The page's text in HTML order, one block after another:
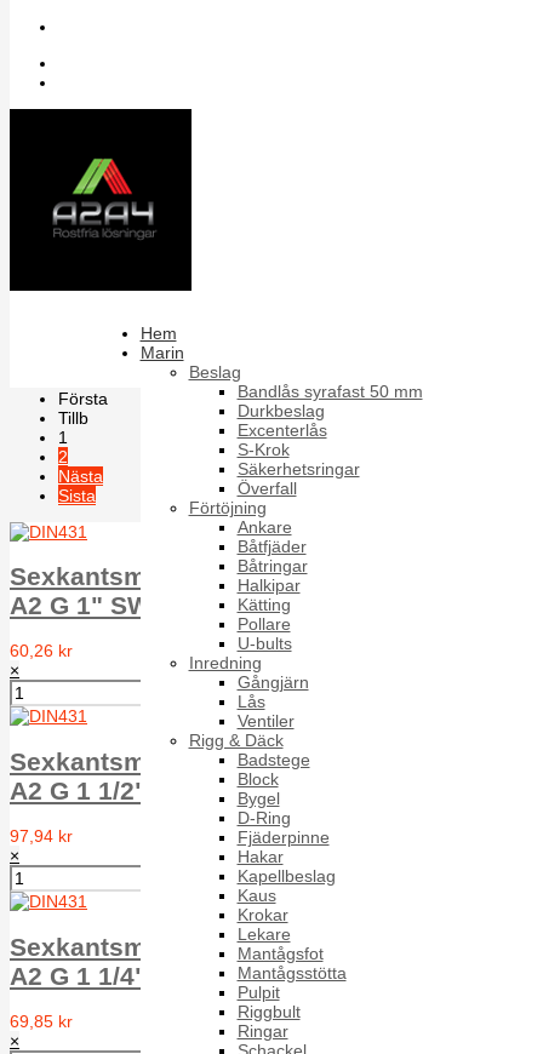
Hem
Marin
Beslag
Bandlås syrafast 50 mm
Durkbeslag
Excenterlås
S-Krok
Säkerhetsringar
Överfall
Förtöjning
Ankare
Båtfjäder
Båtringar
Halkipar
Kätting
Pollare
U-bults
Inredning
Gångjärn
Lås
Ventiler
Rigg & Däck
Badstege
Block
Bygel
D-Ring
Fjäderpinne
Hakar
Kapellbeslag
Kaus
Krokar
Lekare
Mantågsfot
Mantågsstötta
Pulpit
Riggbult
Ringar
Schackel
Sök bland artiklar
Rostfri rörgängad mutter enligt DIN 431 och ISO 228
Sortera på
Artikelnummer +/-
Resultat 1 - 18 av 31
Första
Tillb
1
2
Nästa
Sista
Sexkantsmutter rörgängad RM6M DIN 431
A2 G 1" SW46
60,26 kr
×
Sexkantsmutter rörgängad RM6M DIN 431
A2 G 1 1/2" SWS60
97,94 kr
×
Sexkantsmutter rörgängad RM6M DIN 431
A2 G 1 1/4" SWS55
69,85 kr
×